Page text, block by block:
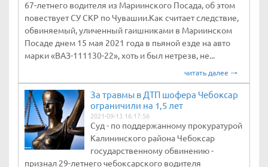
67-летнего водителя из Мариинского Посада, об этом
повествует СУ СКР по Чувашии.Как считает следствие,
обвиняемый, уличенный гаишниками в Мариинском
Посаде днем 15 мая 2021 года в пьяной езде на авто
марки «ВАЗ-111130-22», хоть и был нетрезв, не...
читать далее
За травмы в ДТП шофера Чебоксар
ограничили на 1,5 лет
2021-09-13 16:17:56
Суд - по поддержанному прокуратурой
Калининского района Чебоксар
государственному обвинению -
признал 29-летнего чебоксарского водителя